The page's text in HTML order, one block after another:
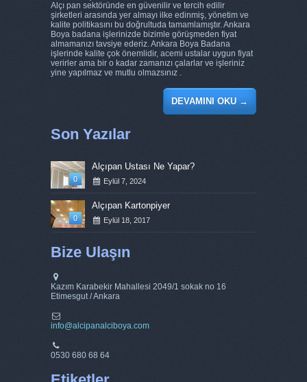
Alçı pan sektöründe en güvenilir ve tercih edilir
şirketleri arasında yer almayı ilke edinmiş, yönetim ve
kalite politikasını bu doğrultuda tamamlamıştır. Ankara
Boya badana işlerinizde bizimle görüşmeden fiyat
almamanızı tavsiye ederiz. Ankara Boya Badana
işlerinde kalite çok önemlidir, acemi ustalar uygun fiyat
verirler ama bir o kadar zamanızı çalarlar ve işleriniz
yine yapılmaz ve mutlu olmazsınız .
DEVAMINI OKU→
Son Yazılar
0
Alçıpan Ustası Ne Yapar?
Eylül 7, 2024
0
Alçıpan Kartonpiyer
Eylül 18, 2017
Bize Ulaşın
Kazım Karabekir Mahallesi 2049/1 sokak no 16
Etimesgut / Ankara
info@alcipanalciboya.com
0530 680 68 64